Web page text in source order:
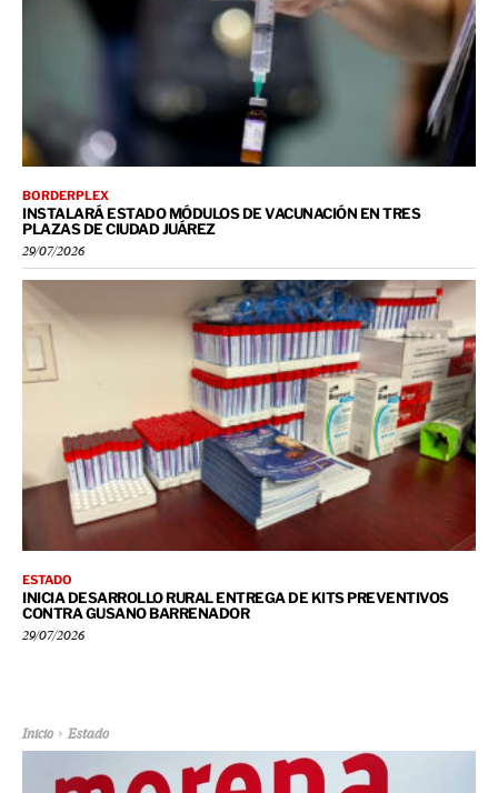
BORDERPLEX
INSTALARÁ ESTADO MÓDULOS DE VACUNACIÓN EN TRES
PLAZAS DE CIUDAD JUÁREZ
29/07/2026
ESTADO
INICIA DESARROLLO RURAL ENTREGA DE KITS PREVENTIVOS
CONTRA GUSANO BARRENADOR
29/07/2026